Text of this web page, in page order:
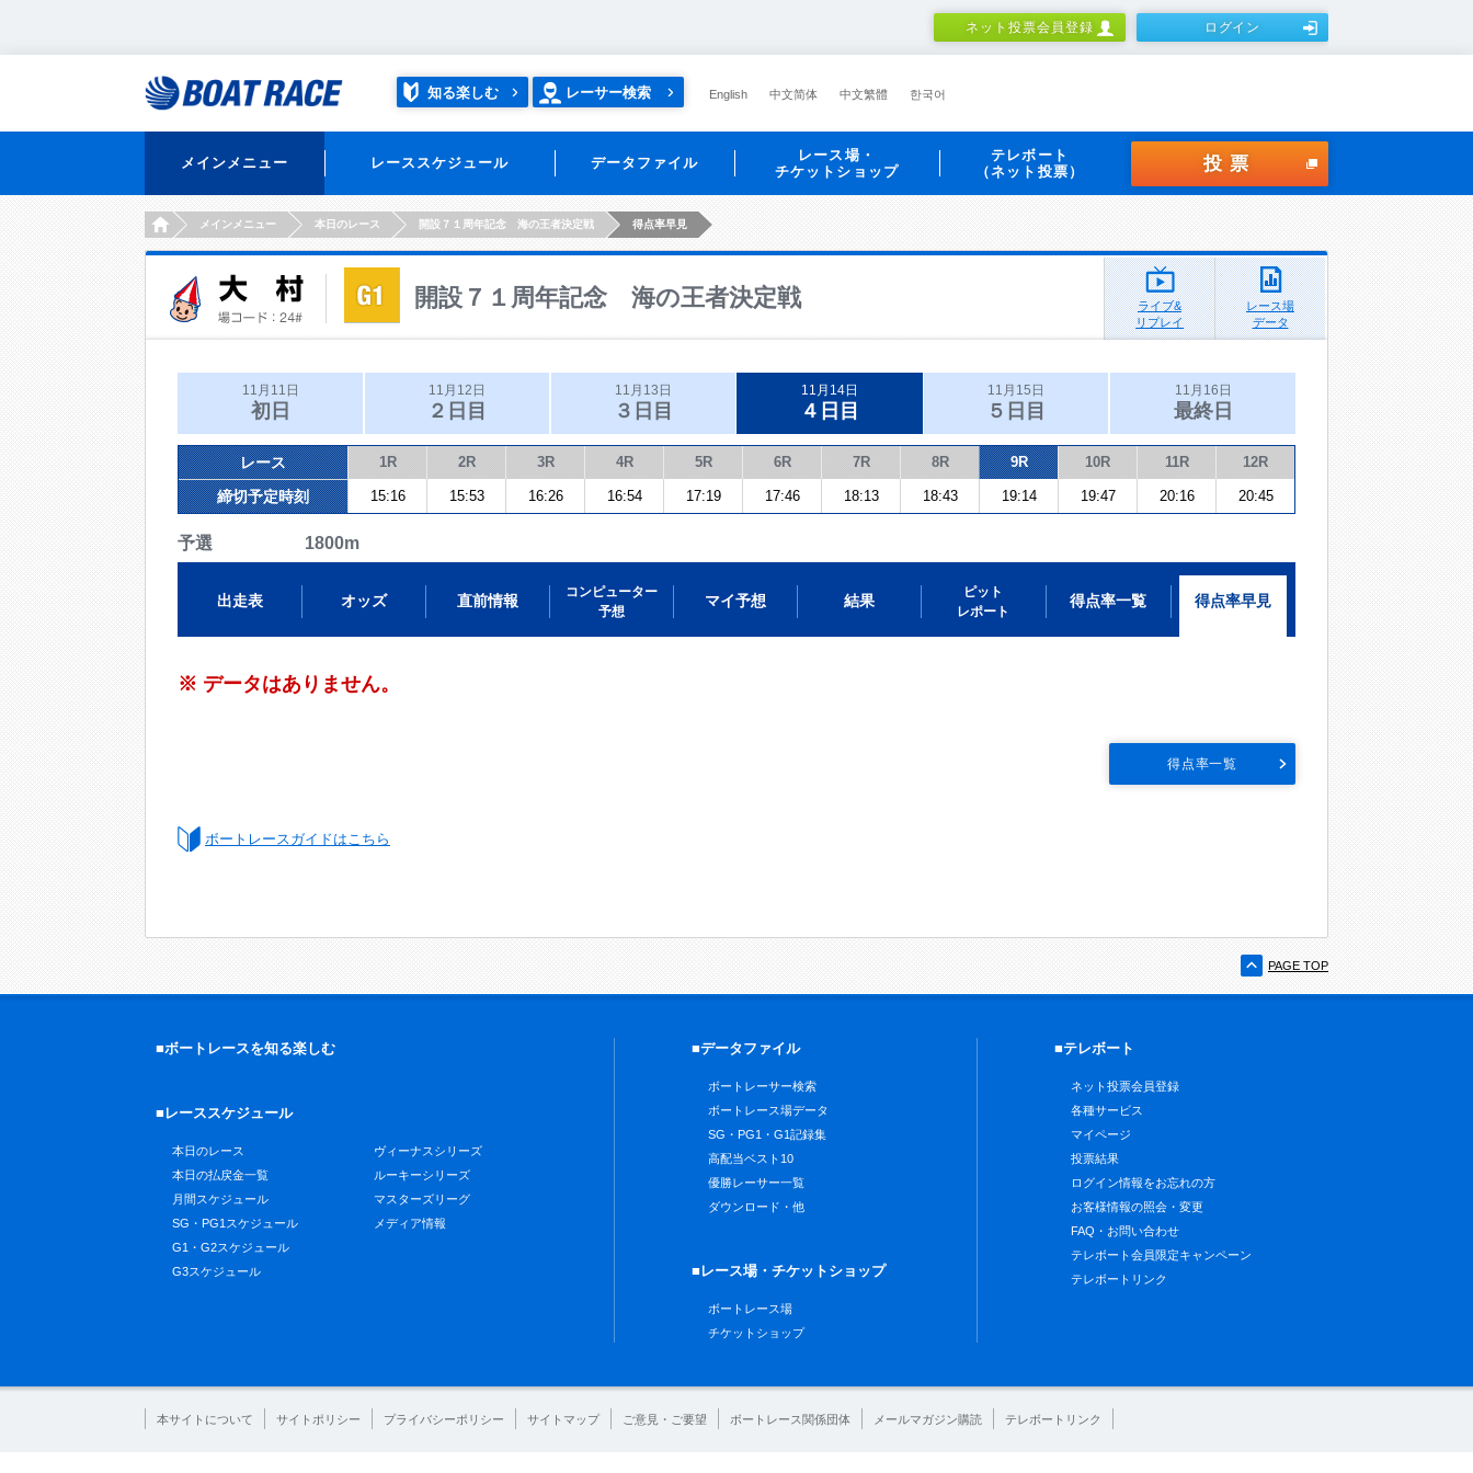
ネット投票会員登録 ログイン
知る楽しむ レーサー検索 English 中文简体 中文繁體 한국어
メインメニュー レーススケジュール データファイル
レース場・
チケットショップ
テレボート
（ネット投票）
投票
HOMEメインメニュー 本日のレース 開設７１周年記念 海の王者決定戦 得点率早見
開設７１周年記念 海の王者決定戦
ライブ&
リプレイ
レース場
データ
11月11日
初日
11月12日
２日目
11月13日
３日目
11月14日
４日目
11月15日
５日目
11月16日
最終日
レース 1R 2R 3R 4R 5R 6R 7R 8R 9R 10R 11R 12R
締切予定時刻 15:16 15:53 16:26 16:54 17:19 17:46 18:13 18:43 19:14 19:47 20:16 20:45
予選 1800m
出走表 オッズ 直前情報
コンピューター
予想
マイ予想 結果
ピット
レポート
得点率一覧 得点率早見
※ データはありません。
得点率一覧
ボートレースガイドはこちら
PAGE TOP
■ボートレースを知る楽しむ
■レーススケジュール
本日のレース
本日の払戻金一覧
月間スケジュール
SG・PG1スケジュール
G1・G2スケジュール
G3スケジュール
ヴィーナスシリーズ
ルーキーシリーズ
マスターズリーグ
メディア情報
■データファイル
ボートレーサー検索
ボートレース場データ
SG・PG1・G1記録集
高配当ベスト10
優勝レーサー一覧
ダウンロード・他
■レース場・チケットショップ
ボートレース場
チケットショップ
■テレボート
ネット投票会員登録
各種サービス
マイページ
投票結果
ログイン情報をお忘れの方
お客様情報の照会・変更
FAQ・お問い合わせ
テレボート会員限定キャンペーン
テレボートリンク
本サイトについて サイトポリシー プライバシーポリシー サイトマップ ご意見・ご要望 ボートレース関係団体 メールマガジン購読 テレボートリンク